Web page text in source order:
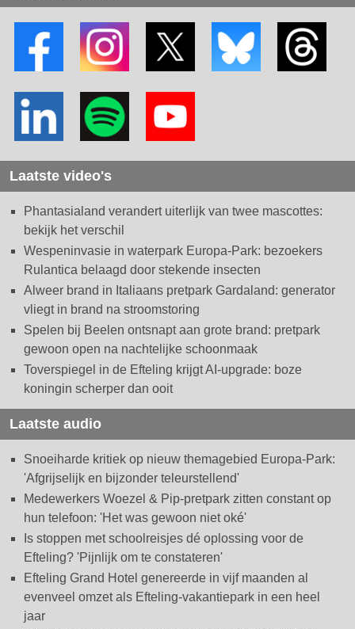
Laatste video's
Phantasialand verandert uiterlijk van twee mascottes:
bekijk het verschil
Wespeninvasie in waterpark Europa-Park: bezoekers
Rulantica belaagd door stekende insecten
Alweer brand in Italiaans pretpark Gardaland: generator
vliegt in brand na stroomstoring
Spelen bij Beelen ontsnapt aan grote brand: pretpark
gewoon open na nachtelijke schoonmaak
Toverspiegel in de Efteling krijgt AI-upgrade: boze
koningin scherper dan ooit
Laatste audio
Snoeiharde kritiek op nieuw themagebied Europa-Park:
'Afgrijselijk en bijzonder teleurstellend'
Medewerkers Woezel & Pip-pretpark zitten constant op
hun telefoon: 'Het was gewoon niet oké'
Is stoppen met schoolreisjes dé oplossing voor de
Efteling? 'Pijnlijk om te constateren'
Efteling Grand Hotel genereerde in vijf maanden al
evenveel omzet als Efteling-vakantiepark in een heel
jaar